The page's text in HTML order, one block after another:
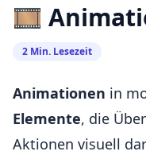
🎞️
2 Min. Lesezeit
Animationen in
Elemente, die
Aktionen visuell